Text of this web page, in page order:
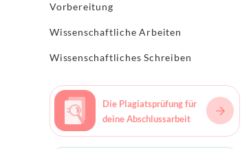
Vorbereitung
Wissenschaftliche Arbeiten
Wissenschaftliches Schreiben
Die Plagiatsprüfung für
deine Abschlussarbeit